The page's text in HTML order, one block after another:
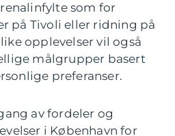
som for
på Tivoli eller ridning på
opplevelser vil også
målgrupper basert
preferanser.
av fordeler og
i København for